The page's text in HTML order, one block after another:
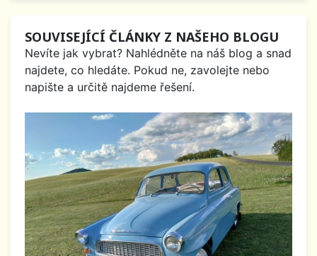
SOUVISEJÍCÍ ČLÁNKY Z NAŠEHO BLOGU
Nevíte jak vybrat? Nahlédněte na náš blog a snad
najdete, co hledáte. Pokud ne, zavolejte nebo
napište a určitě najdeme řešení.